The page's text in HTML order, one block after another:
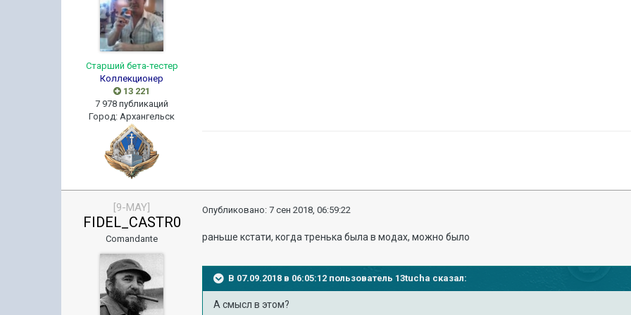
Старший бета-тестер
Коллекционер
13 221
7 978 публикаций
Город: Архангельск
[9-MAY]
FIDEL_CASTR0
Comandante
Опубликовано:7 сен 2018, 06:59:22
раньше кстати, когда тренька была в модах, можно было
В 07.09.2018 в 06:05:12 пользователь 13tucha сказал:
А смысл в этом?